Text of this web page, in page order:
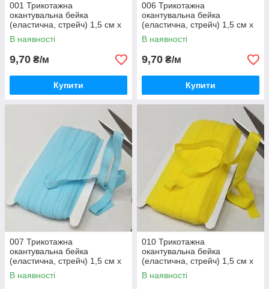
001 Трикотажна
окантувальна бейка
(еластична, стрейч) 1,5 см х
1м синій
В наявності
9,70 ₴/м
Купити
006 Трикотажна
окантувальна бейка
(еластична, стрейч) 1,5 см х
1м помаранчевий
В наявності
9,70 ₴/м
Купити
007 Трикотажна
окантувальна бейка
(еластична, стрейч) 1,5 см х
1м блакитний
В наявності
010 Трикотажна
окантувальна бейка
(еластична, стрейч) 1,5 см х
1м жовтий
В наявності